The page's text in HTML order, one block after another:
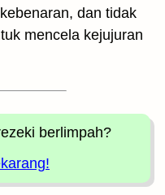
dan tidak
mencela kejujuran
berlimpah?